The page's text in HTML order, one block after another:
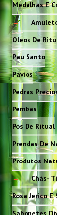
Medalhas E
Oleos De
Pau Santo
Pavios
Pedras
Pembas
Pós De Ritual
Prendas De
Produtos
Chás-
Rosa Jerico E
Sabonetes